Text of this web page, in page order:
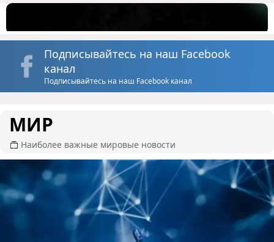
Подписывайтесь на наш Facebook
канал
Подписывайтесь на наш Facebook канал
МИР
Наиболее важные мировые новости